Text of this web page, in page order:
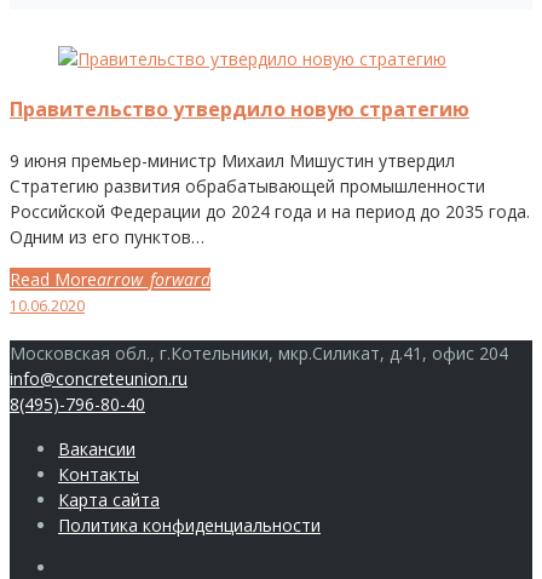
День:
10.06.2020
Правительство утвердило новую стратегию
9 июня премьер-министр Михаил Мишустин утвердил
Стратегию развития обрабатывающей промышленности
Российской Федерации до 2024 года и на период до 2035 года.
Одним из его пунктов…
Read Morearrow_forward
Facebook
Twitter
Google+
LinkedIn
Pinterest
10.06.2020
Московская обл., г.Котельники, мкр.Силикат, д.41, офис 204
info@concreteunion.ru
8(495)-796-80-40
Вакансии
Контакты
Карта сайта
Политика конфиденциальности